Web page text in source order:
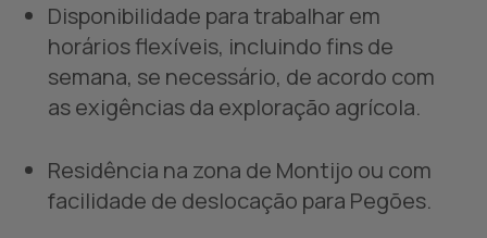
Disponibilidade para trabalhar em
horários flexíveis, incluindo fins de
semana, se necessário, de acordo com
as exigências da exploração agrícola.
Residência na zona de Montijo ou com
facilidade de deslocação para Pegões.